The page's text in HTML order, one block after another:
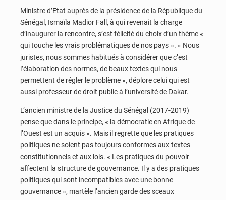
Ministre d’Etat auprès de la présidence de la République du
Sénégal, Ismaïla Madior Fall, à qui revenait la charge
d’inaugurer la rencontre, s’est félicité du choix d’un thème «
qui touche les vrais problématiques de nos pays ». « Nous
juristes, nous sommes habitués à considérer que c’est
l’élaboration des normes, de beaux textes qui nous
permettent de régler le problème », déplore celui qui est
aussi professeur de droit public à l’université de Dakar.
L’ancien ministre de la Justice du Sénégal (2017-2019)
pense que dans le principe, « la démocratie en Afrique de
l’Ouest est un acquis ». Mais il regrette que les pratiques
politiques ne soient pas toujours conformes aux textes
constitutionnels et aux lois. « Les pratiques du pouvoir
affectent la structure de gouvernance. Il y a des pratiques
politiques qui sont incompatibles avec une bonne
gouvernance », martèle l’ancien garde des sceaux